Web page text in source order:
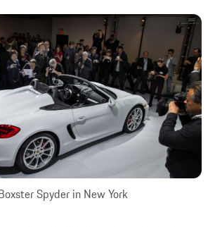
Spyder in New York